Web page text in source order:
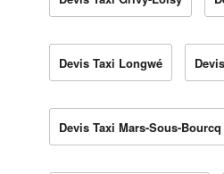
Devis Taxi Longwé
Devis Taxi Mars-Sous-Bourcq